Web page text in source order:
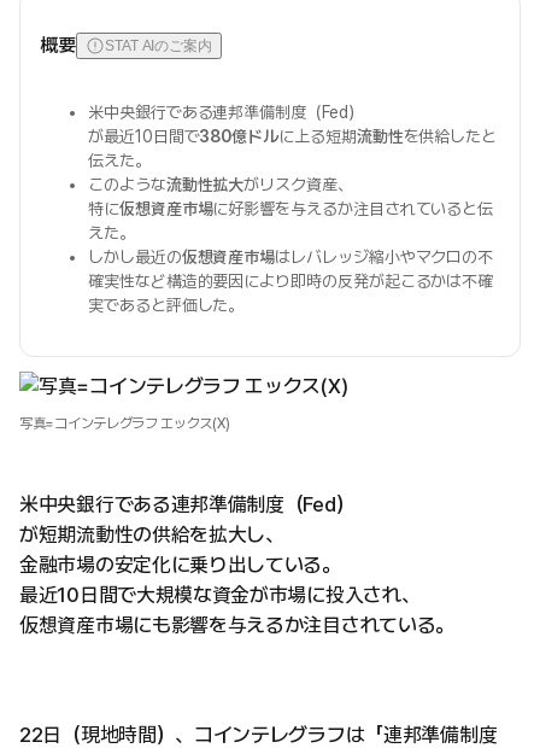
概要 STAT AIのご案内
米中央銀行である連邦準備制度（Fed）
が最近10日間で380億ドルに上る短期流動性を供給したと
伝えた。
このような流動性拡大がリスク資産、
特に仮想資産市場に好影響を与えるか注目されていると伝
えた。
しかし最近の仮想資産市場はレバレッジ縮小やマクロの不
確実性など構造的要因により即時の反発が起こるかは不確
実であると評価した。
写真=コインテレグラフ エックス(X)
米中央銀行である連邦準備制度（Fed）
が短期流動性の供給を拡大し、
金融市場の安定化に乗り出している。
最近10日間で大規模な資金が市場に投入され、
仮想資産市場にも影響を与えるか注目されている。
22日（現地時間）、コインテレグラフは「連邦準備制度